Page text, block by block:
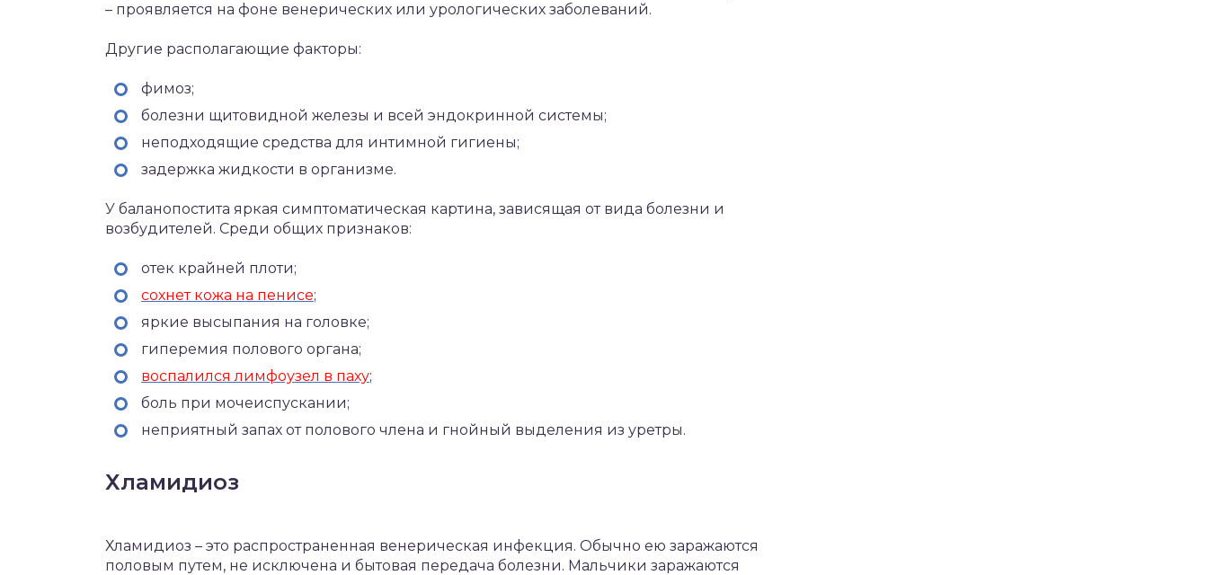
– проявляется на фоне венерических или урологических заболеваний.
Другие располагающие факторы:
фимоз;
болезни щитовидной железы и всей эндокринной системы;
неподходящие средства для интимной гигиены;
задержка жидкости в организме.
У баланопостита яркая симптоматическая картина, зависящая от вида болезни и
возбудителей. Среди общих признаков:
отек крайней плоти;
сохнет кожа на пенисе;
яркие высыпания на головке;
гиперемия полового органа;
воспалился лимфоузел в паху;
боль при мочеиспускании;
неприятный запах от полового члена и гнойный выделения из уретры.
Хламидиоз
Хламидиоз – это распространенная венерическая инфекция. Обычно ею заражаются
половым путем, не исключена и бытовая передача болезни. Мальчики заражаются